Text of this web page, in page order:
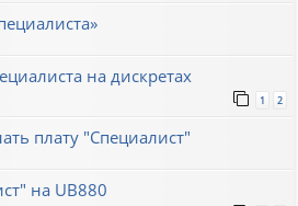
на дискретах
1 2
плату "Специалист"
на UB880